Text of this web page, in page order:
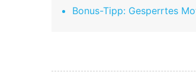
Jetzt online starten
Bonus-Tipp: Gesperrtes